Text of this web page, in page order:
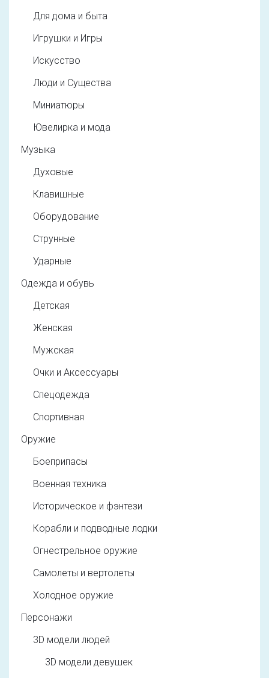
Для дома и быта
Игрушки и Игры
Искусство
Люди и Существа
Миниатюры
Ювелирка и мода
Музыка
Духовые
Клавишные
Оборудование
Струнные
Ударные
Одежда и обувь
Детская
Женская
Мужская
Очки и Аксессуары
Спецодежда
Спортивная
Оружие
Боеприпасы
Военная техника
Историческое и фэнтези
Корабли и подводные лодки
Огнестрельное оружие
Самолеты и вертолеты
Холодное оружие
Персонажи
3D модели людей
3D модели девушек